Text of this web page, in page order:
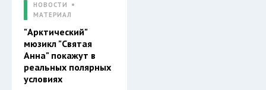
НОВОСТИ
МАТЕРИАЛ
"Арктический"
мюзикл "Святая
Анна" покажут в
реальных полярных
условиях